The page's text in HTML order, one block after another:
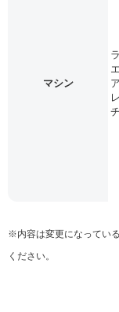
マシン
※内容は変更になってい
ください。